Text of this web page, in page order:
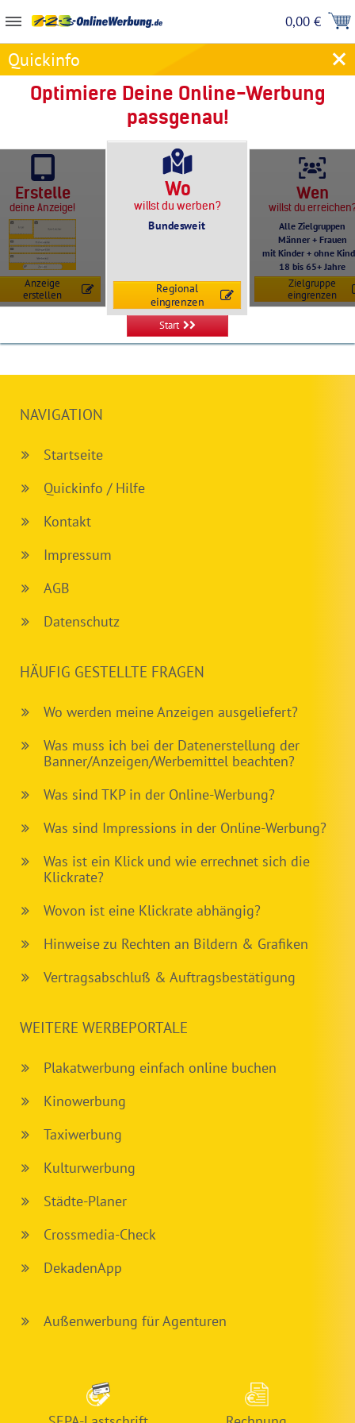
0,00 €
Quickinfo
Optimiere Deine Online-Werbung
passgenau!
Wo
willst du werben?
Bundesweit
Regional
eingrenzen
Wen
willst du
Alle Zielgruppen
Männer + Frauen
mit Kinder + ohne
18 bis 65+ Jahre
Zielgruppe
eingrenzen
Erstelle
deine Anzeige!
Anzeige
erstellen
Start
NAVIGATION
Startseite
Quickinfo / Hilfe
Kontakt
Impressum
AGB
Datenschutz
HÄUFIG GESTELLTE FRAGEN
Wo werden meine Anzeigen ausgeliefert?
Was muss ich bei der Datenerstellung der
Banner/Anzeigen/Werbemittel beachten?
Was sind TKP in der Online-Werbung?
Was sind Impressions in der Online-Werbung?
Was ist ein Klick und wie errechnet sich die
Klickrate?
Wovon ist eine Klickrate abhängig?
Hinweise zu Rechten an Bildern & Grafiken
Vertragsabschluß & Auftragsbestätigung
WEITERE WERBEPORTALE
Plakatwerbung einfach online buchen
Kinowerbung
Taxiwerbung
Kulturwerbung
Städte-Planer
Crossmedia-Check
DekadenApp
Außenwerbung für Agenturen